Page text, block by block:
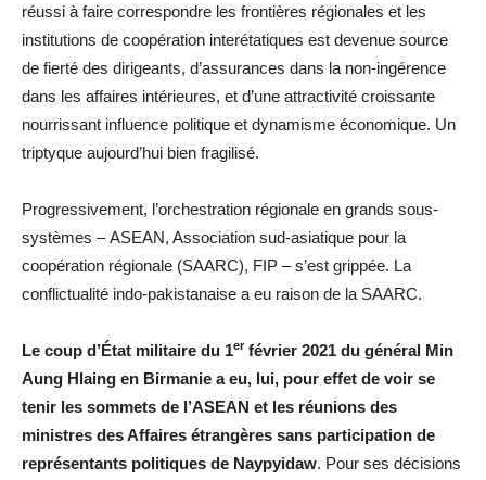
réussi à faire correspondre les frontières régionales et les
institutions de coopération interétatiques est devenue source
de fierté des dirigeants, d’assurances dans la non-ingérence
dans les affaires intérieures, et d’une attractivité croissante
nourrissant influence politique et dynamisme économique. Un
triptyque aujourd’hui bien fragilisé.
Progressivement, l’orchestration régionale en grands sous-
systèmes – ASEAN, Association sud-asiatique pour la
coopération régionale (SAARC), FIP – s’est grippée. La
conflictualité indo-pakistanaise a eu raison de la SAARC.
Le coup d’État militaire du 1er février 2021 du général Min
Aung Hlaing en Birmanie a eu, lui, pour effet de voir se
tenir les sommets de l’ASEAN et les réunions des
ministres des Affaires étrangères sans participation de
représentants politiques de Naypyidaw. Pour ses décisions